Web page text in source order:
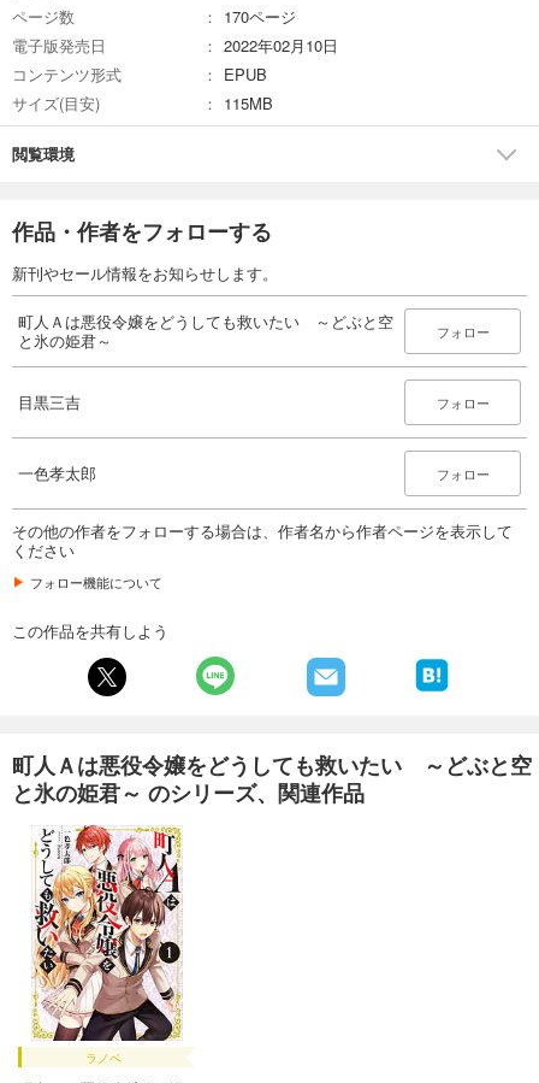
ページ数
170ページ
電子版発売日
2022年02月10日
コンテンツ形式
EPUB
サイズ(目安)
115MB
閲覧環境
作品・作者をフォローする
新刊やセール情報をお知らせします。
町人Ａは悪役令嬢をどうしても救いたい ～どぶと空
と氷の姫君～
フォロー
目黒三吉 フォロー
一色孝太郎 フォロー
その他の作者をフォローする場合は、作者名から作者ページを表示して
ください
フォロー機能について
この作品を共有しよう
町人Ａは悪役令嬢をどうしても救いたい ～どぶと空
と氷の姫君～ のシリーズ、関連作品
ラノベ